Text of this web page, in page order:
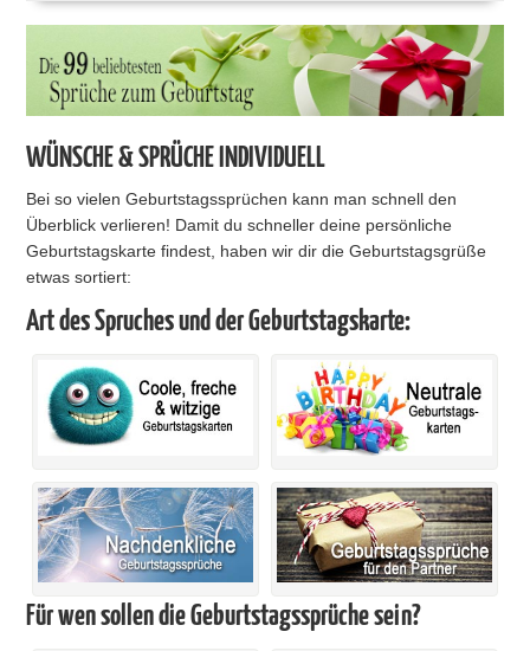
WÜNSCHE & SPRÜCHE INDIVIDUELL
Bei so vielen Geburtstagssprüchen kann man schnell den
Überblick verlieren! Damit du schneller deine persönliche
Geburtstagskarte findest, haben wir dir die Geburtstagsgrüße
etwas sortiert:
Art des Spruches und der Geburtstagskarte:
Für wen sollen die Geburtstagssprüche sein?